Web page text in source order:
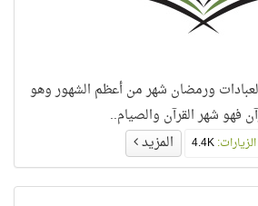
ورمضان شهر من أعظم الشهور وهو
فهو شهر القرآن والصيام..
المزيد